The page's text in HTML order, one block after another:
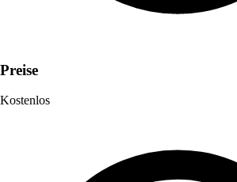
Preise
Kostenlos